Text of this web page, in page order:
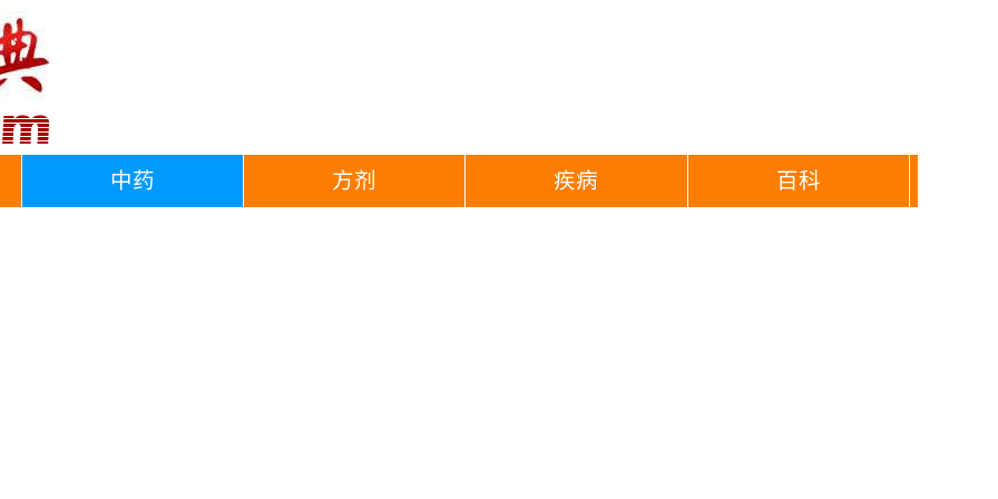
中药 方剂 疾病 百科